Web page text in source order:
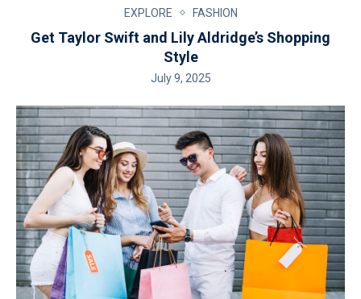
EXPLORE FASHION
Get Taylor Swift and Lily Aldridge’s Shopping
Style
July 9, 2025